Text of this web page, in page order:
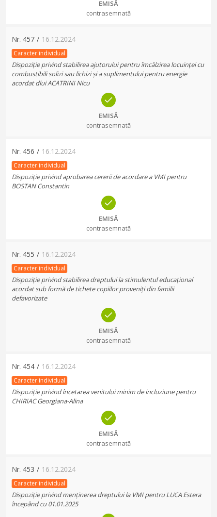
EMISĂ
contrasemnată
Nr. 457 / 16.12.2024
Caracter individual
Dispoziție privind stabilirea ajutorului pentru îmcălzirea locuinței cu
combustibili solizi sau lichizi și a suplimentului pentru energie
acordat dlui ACATRINI Nicu
EMISĂ
contrasemnată
Nr. 456 / 16.12.2024
Caracter individual
Dispoziție privind aprobarea cererii de acordare a VMI pentru
BOSTAN Constantin
EMISĂ
contrasemnată
Nr. 455 / 16.12.2024
Caracter individual
Dispoziție privind stabilirea dreptului la stimulentul educațional
acordat sub formă de tichete copiilor proveniți din familii
defavorizate
EMISĂ
contrasemnată
Nr. 454 / 16.12.2024
Caracter individual
Dispoziție privind încetarea venitului minim de incluziune pentru
CHIRIAC Georgiana-Alina
EMISĂ
contrasemnată
Nr. 453 / 16.12.2024
Caracter individual
Dispoziție privind menținerea dreptului la VMI pentru LUCA Estera
începând cu 01.01.2025